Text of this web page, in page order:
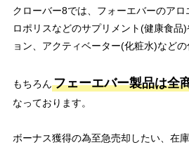
クローバー8では、フォーエバーのア
ロポリスなどのサプリメント(健康食品
ョン、アクティベーター(化粧水)など
もちろんフェーエバー製品は全
なっております。
ボーナス獲得の為至急売却したい、在